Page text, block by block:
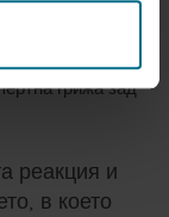
стойност“
грижа зад
реакция и
в което